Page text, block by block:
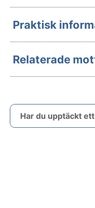
Praktisk
Relaterade
Har du upptäckt